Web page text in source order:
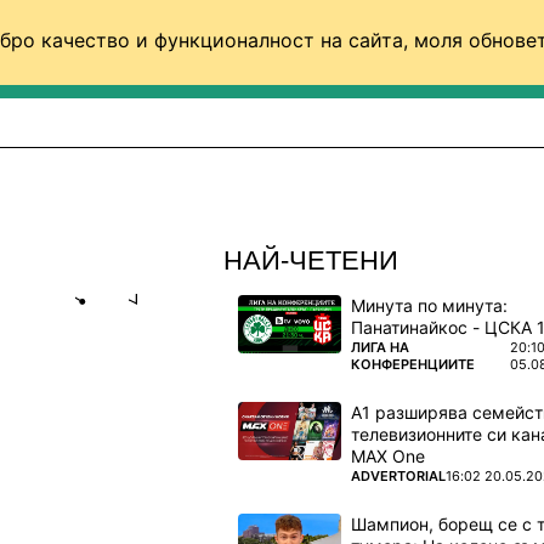
качество и функционалност на сайта, моля
НАЙ-ЧЕТЕНИ
Минута по минута:
ПОВЕЧЕ ОТ
ЛИГА НА
КОНФЕРЕНЦИИТЕ
20:10
А1 разширява
телевизионните си
MAX One
ПОВЕЧЕ ОТ
ADVERTORIAL16:02
Шампион, борещ се с